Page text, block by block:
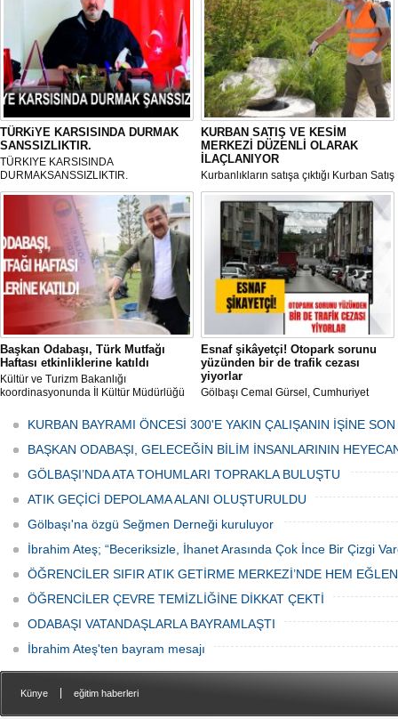
TÜRKiYE KARSISINDA DURMAK
SANSSIZLIKTIR.
TÜRKIYE KARSISINDA
DURMAKSANSSIZLIKTIR.
KURBAN SATIŞ VE KESİM
MERKEZİ DÜZENLİ OLARAK
İLAÇLANIYOR
Kurbanlıkların satışa çıktığı Kurban Satış
ve Kesim Merkezi, haşere ve
mikropların önüne geçilmesi amacıyla
her gün Gölbaşı Belediyesi ekipleri
tarafından düzenli olarak ilaçlanıyor.
Başkan Odabaşı, Türk Mutfağı
Haftası etkinliklerine katıldı
Kültür ve Turizm Bakanlığı
koordinasyonunda İl Kültür Müdürlüğü
Haftası" etkinlikleri Ankara'da devam
ediyor.
Esnaf şikâyetçi! Otopark sorunu
yüzünden bir de trafik cezası
yiyorlar
Gölbaşı Cemal Gürsel, Cumhuriyet
bulunan esnaf ve alışverişe gelen
vatandaşlar park cezaları yüzünden
canından bezdi.
KURBAN BAYRAMI ÖNCESİ 300'E YAKIN ÇALIŞANIN İŞİNE
BAŞKAN ODABAŞI, GELECEĞİN BİLİM İNSANLARININ
GÖLBAŞI’NDA ATA TOHUMLARI TOPRAKLA BULUŞTU
ATIK GEÇİCİ DEPOLAMA ALANI OLUŞTURULDU
Gölbaşı'na özgü Seğmen Derneği kuruluyor
İbrahim Ateş; “Beceriksizle, İhanet Arasında Çok İnce Bir Çizgi
ÖĞRENCİLER SIFIR ATIK GETİRME MERKEZİ’NDE HEM
ÖĞRENCİLER ÇEVRE TEMİZLİĞİNE DİKKAT ÇEKTİ
ODABAŞI VATANDAŞLARLA BAYRAMLAŞTI
İbrahim Ateş'ten bayram mesajı
Künye eğitim haberleri